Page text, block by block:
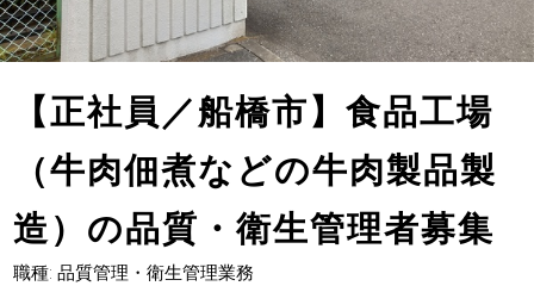
【正社員／船橋市】食品工場
（牛肉佃煮などの牛肉製品製
造）の品質・衛生管理者募集
職種: 品質管理・衛生管理業務